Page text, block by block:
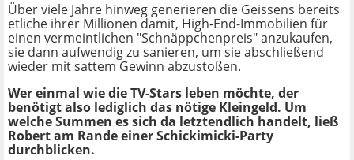
Über viele Jahre hinweg generieren die Geissens bereits
etliche ihrer Millionen damit, High-End-Immobilien für
einen vermeintlichen "Schnäppchenpreis" anzukaufen,
sie dann aufwendig zu sanieren, um sie abschließend
wieder mit sattem Gewinn abzustoßen.
Wer einmal wie die TV-Stars leben möchte, der
benötigt also lediglich das nötige Kleingeld. Um
welche Summen es sich da letztendlich handelt, ließ
Robert am Rande einer Schickimicki-Party
durchblicken.